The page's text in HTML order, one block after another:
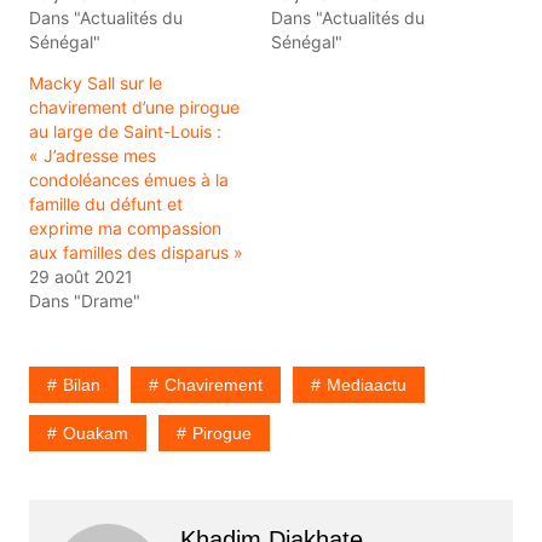
Dans "Actualités du
Sénégal"
Dans "Actualités du
Sénégal"
Macky Sall sur le
chavirement d’une pirogue
au large de Saint-Louis :
« J’adresse mes
condoléances émues à la
famille du défunt et
exprime ma compassion
aux familles des disparus »
29 août 2021
Dans "Drame"
Bilan Chavirement Mediaactu
Ouakam Pirogue